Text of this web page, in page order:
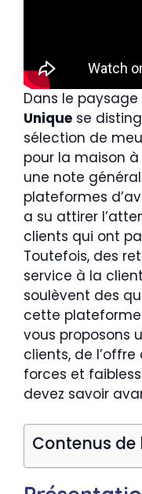
Dans le
Unique se
sélection de
pour la maison
une note
plateformes
a su attirer
clients qui ont
Toutefois, des
service à la
soulèvent des
cette
vous proposons
clients, de
forces et
devez savoir
Contenus de